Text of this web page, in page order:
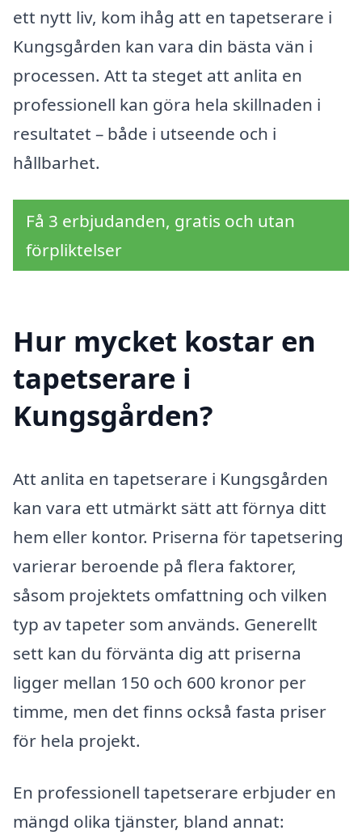
ett nytt liv, kom ihåg att en tapetserare i
Kungsgården kan vara din bästa vän i
processen. Att ta steget att anlita en
professionell kan göra hela skillnaden i
resultatet – både i utseende och i
hållbarhet.
Få 3 erbjudanden, gratis och utan
förpliktelser
Hur mycket kostar en
tapetserare i
Kungsgården?
Att anlita en tapetserare i Kungsgården
kan vara ett utmärkt sätt att förnya ditt
hem eller kontor. Priserna för tapetsering
varierar beroende på flera faktorer,
såsom projektets omfattning och vilken
typ av tapeter som används. Generellt
sett kan du förvänta dig att priserna
ligger mellan 150 och 600 kronor per
timme, men det finns också fasta priser
för hela projekt.
En professionell tapetserare erbjuder en
mängd olika tjänster, bland annat: